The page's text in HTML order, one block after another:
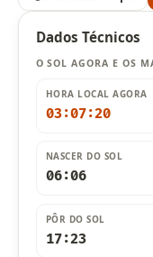
Dados Técnicos
O SOL AGORA E OS
HORA LOCAL AGORA
03:07:21
NASCER DO SOL
06:06
PÔR DO SOL
17:23